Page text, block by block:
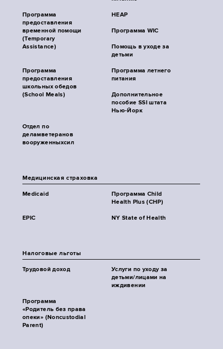
Программа
предоставления
временной помощи
(Temporary
Assistance)
HEAP
Программа WIC
Помощь в уходе за
детьми
Программа
предоставления
школьных обедов
(School Meals)
Программа летнего
питания
Дополнительное
пособие SSI штата
Нью-Йорк
Отдел по
деламветеранов
вооруженныхсил
Медицинская страховка
Medicaid
Программа Child
Health Plus (CHP)
EPIC NY State of Health
Налоговые льготы
Трудовой доход
Услуги по уходу за
детьми/лицами на
иждивении
Программа
«Родитель без права
опеки» (Noncustodial
Parent)